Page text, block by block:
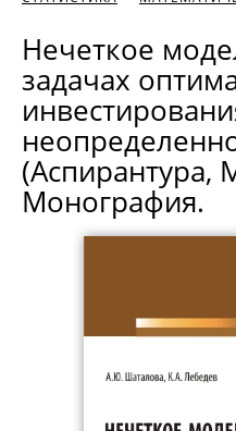
Нечеткое
задачах
(Аспирантура,
Монография.